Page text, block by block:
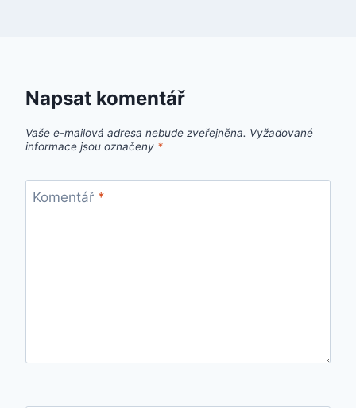
Napsat komentář
Vaše e-mailová adresa nebude zveřejněna. Vyžadované
informace jsou označeny *
Komentář *